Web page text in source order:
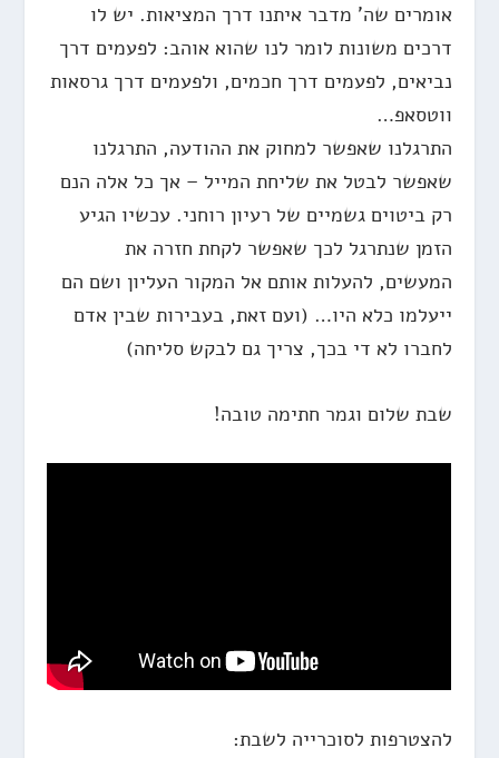
אומרים שה' מדבר איתנו דרך המציאות. יש לו
דרכים משונות לומר לנו שהוא אוהב: לפעמים דרך
נביאים, לפעמים דרך חכמים, ולפעמים דרך גרסאות
ווטסאפ…
התרגלנו שאפשר למחוק את ההודעה, התרגלנו
שאפשר לבטל את שליחת המייל – אך כל אלה הנם
רק ביטוים גשמיים של רעיון רוחני. עכשיו הגיע
הזמן שנתרגל לכך שאפשר לקחת חזרה את
המעשים, להעלות אותם אל המקור העליון ושם הם
ייעלמו כלא היו… (ועם זאת, בעבירות שבין אדם
לחברו לא די בכך, צריך גם לבקש סליחה)
שבת שלום וגמר חתימה טובה!
להצטרפות לסוכרייה לשבת: